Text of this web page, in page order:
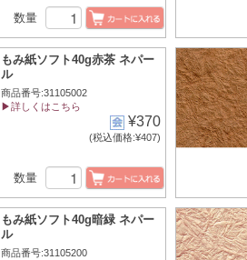
数量
もみ紙ソフト40g赤茶 ネパー
ル
商品番号:31105002
▶詳しくはこちら
¥370
(税込価格:¥407)
数量
もみ紙ソフト40g暗緑 ネパー
ル
商品番号:31105200